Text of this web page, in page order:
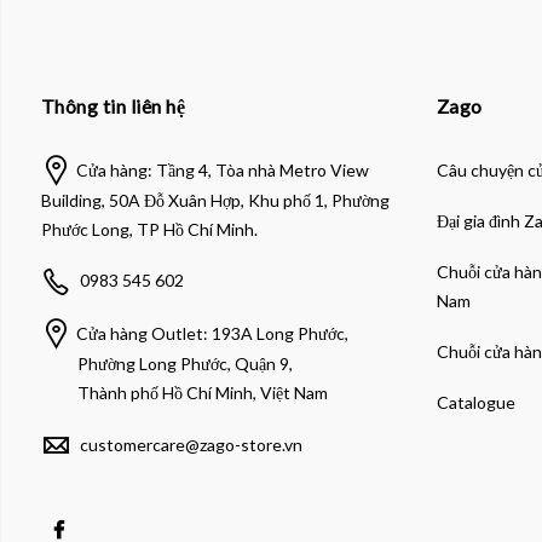
Thông tin liên hệ
Cửa hàng: Tầng 4, Tòa nhà Metro View
Building, 50A Đỗ Xuân Hợp, Khu phố 1, Phường
Phước Long, TP Hồ Chí Minh.
0983 545 602
Cửa hàng Outlet: 193A Long Phước,
Phường Long Phước, Quận 9,
Thành phố Hồ Chí Minh, Việt Nam
customercare@zago-store.vn
Zago
Câu chuyện
Đại gia đình
Chuỗi cửa
Nam
Chuỗi cửa
Catalogue